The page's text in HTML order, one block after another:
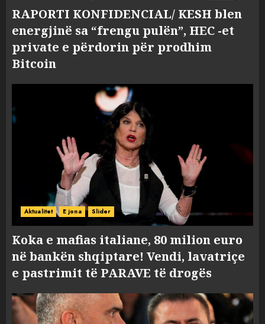
RAPORTI KONFIDENCIAL/ KESH blen
energjinë sa “frengu pulën”, HEC -et
private e përdorin për prodhim
Bitcoin
Aktualitet E jona Slider
Koka e mafias italiane, 80 milion euro
në bankën shqiptare! Vendi, lavatriçe
e pastrimit të PARAVE të drogës